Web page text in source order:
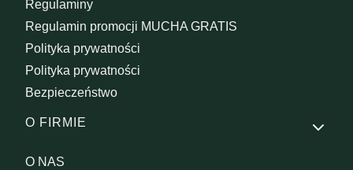
Regulaminy
Regulamin promocji MUCHA GRATIS
Polityka prywatności
Polityka prywatności
Bezpieczeństwo
O FIRMIE
O NAS